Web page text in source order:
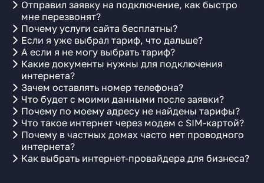
Отправил заявку на подключение, как быстро
мне перезвонят?
Почему услуги сайта бесплатны?
Если я уже выбрал тариф, что дальше?
А если я не могу выбрать тариф?
Какие документы нужны для подключения
интернета?
Зачем оставлять номер телефона?
Что будет с моими данными после заявки?
Почему по моему адресу не найдены тарифы?
Что такое интернет через модем с SIM-картой?
Почему в частных домах часто нет проводного
интернета?
Как выбрать интернет-провайдера для бизнеса?